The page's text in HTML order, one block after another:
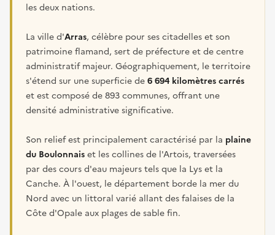
les deux nations.
La ville d'Arras, célèbre pour ses citadelles et son
patrimoine flamand, sert de préfecture et de centre
administratif majeur. Géographiquement, le territoire
s'étend sur une superficie de6 694 kilomètres carrés
et est composé de 893 communes, offrant une
densité administrative significative.
Son relief est principalement caractérisé par la plaine
du Boulonnaiset les collines de l'Artois, traversées
par des cours d'eau majeurs tels que la Lys et la
Canche. À l'ouest, le département borde la mer du
Nord avec un littoral varié allant des falaises de la
Côte d'Opale aux plages de sable fin.